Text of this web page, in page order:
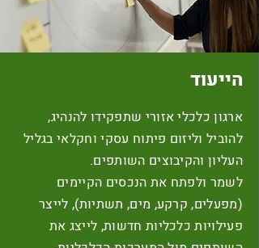
הייעוד
ארגון כלכלי אזורי שתפקידו להנהיג,
להוביל וליזום פיתוח עסקי וחקלאי בגליל
העליון והקיבוצים השותפים.
לשמר ולפתח את הנכסים הקיימים
(מפעלים, קרקע, מים, תשתיות), לייצר
פעילויות כלכליות חדשות, לייצג את